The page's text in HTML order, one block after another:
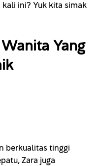
ini? Yuk kita simak
Yang
berkualitas tinggi
Zara juga